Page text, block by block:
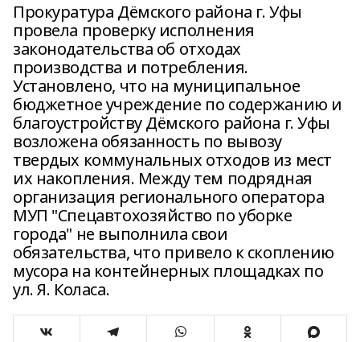
Прокуратура Дёмского района г. Уфы
провела проверку исполнения
законодательства об отходах
производства и потребления.
Установлено, что на муниципальное
бюджетное учреждение по содержанию и
благоустройству Дёмского района г. Уфы
возложена обязанность по вывозу
твердых коммунальных отходов из мест
их накопления. Между тем подрядная
организация регионального оператора
МУП "Спецавтохозяйство по уборке
города" не выполнила свои
обязательства, что привело к скоплению
мусора на контейнерных площадках по
ул. Я. Коласа.